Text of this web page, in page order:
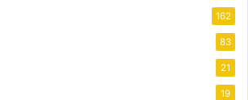
162
83
21
19